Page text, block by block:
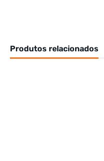
Produtos relacionados